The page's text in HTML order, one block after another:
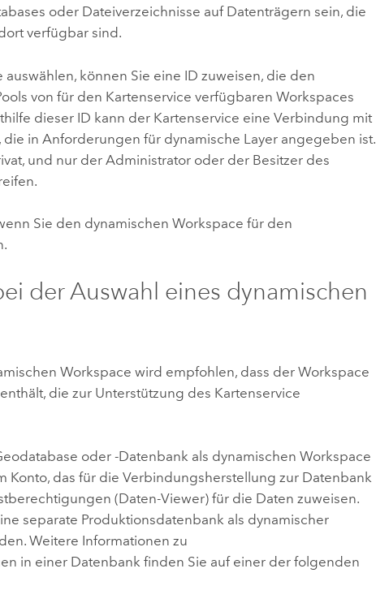
oder Dateiverzeichnisse auf Datenträgern sein, die
verfügbar sind.
können Sie eine ID zuweisen, die den
von für den Kartenservice verfügbaren Workspaces
dieser ID kann der Kartenservice eine Verbindung mit
in Anforderungen für dynamische Layer angegeben ist.
und nur der Administrator oder der Besitzer des
Sie den dynamischen Workspace für den
der Auswahl eines dynamischen
Workspace wird empfohlen, dass der Workspace
die zur Unterstützung des Kartenservice
oder -Datenbank als dynamischen Workspace
Konto, das für die Verbindungsherstellung zur Datenbank
(Daten-Viewer) für die Daten zuweisen.
separate Produktionsdatenbank als dynamischer
Weitere Informationen zu
in einer Datenbank finden Sie auf einer der folgenden